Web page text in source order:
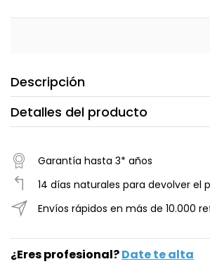
Descripción
Detalles del producto
Garantía hasta 3* años
14 días naturales para devolver el
Envíos rápidos en más de 10.000
¿Eres profesional?Date te alta